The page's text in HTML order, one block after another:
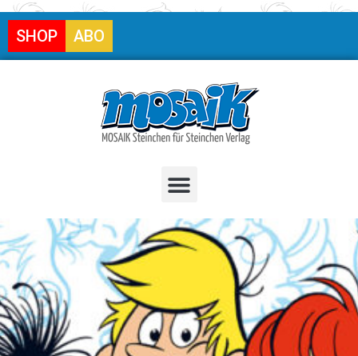
SHOP ABO